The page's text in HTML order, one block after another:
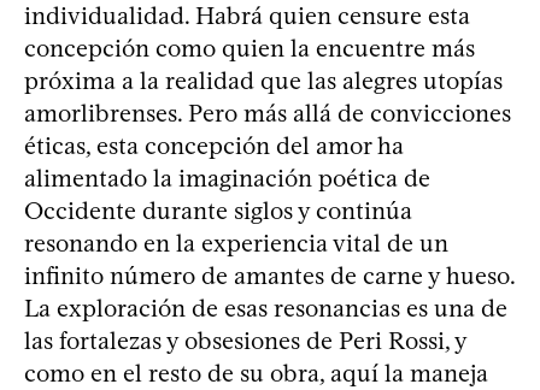
individualidad. Habrá quien censure esta
concepción como quien la encuentre más
próxima a la realidad que las alegres utopías
amorlibrenses. Pero más allá de convicciones
éticas, esta concepción del amor ha
alimentado la imaginación poética de
Occidente durante siglos y continúa
resonando en la experiencia vital de un
infinito número de amantes de carne y hueso.
La exploración de esas resonancias es una de
las fortalezas y obsesiones de Peri Rossi, y
como en el resto de su obra, aquí la maneja